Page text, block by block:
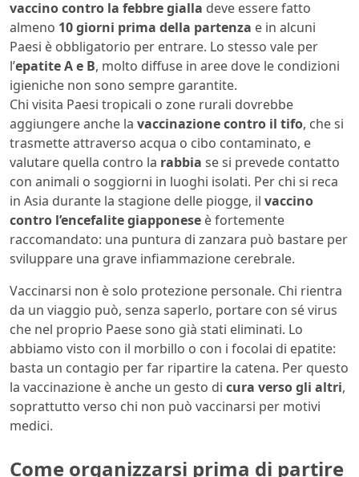
vaccino contro la febbre gialla deve essere fatto
almeno 10 giorni prima della partenza e in alcuni
Paesi è obbligatorio per entrare. Lo stesso vale per
l’epatite A e B, molto diffuse in aree dove le condizioni
igieniche non sono sempre garantite.
Chi visita Paesi tropicali o zone rurali dovrebbe
aggiungere anche la vaccinazione contro il tifo, che si
trasmette attraverso acqua o cibo contaminato, e
valutare quella contro la rabbia se si prevede contatto
con animali o soggiorni in luoghi isolati. Per chi si reca
in Asia durante la stagione delle piogge, il vaccino
contro l’encefalite giapponese è fortemente
raccomandato: una puntura di zanzara può bastare per
sviluppare una grave infiammazione cerebrale.
Vaccinarsi non è solo protezione personale. Chi rientra
da un viaggio può, senza saperlo, portare con sé virus
che nel proprio Paese sono già stati eliminati. Lo
abbiamo visto con il morbillo o con i focolai di epatite:
basta un contagio per far ripartire la catena. Per questo
la vaccinazione è anche un gesto di cura verso gli altri,
soprattutto verso chi non può vaccinarsi per motivi
medici.
Come organizzarsi prima di partire